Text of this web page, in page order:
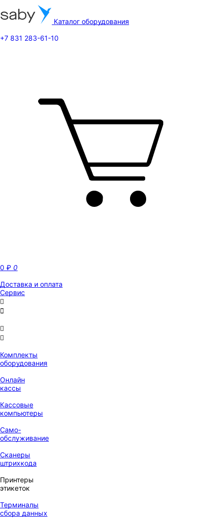
Каталог оборудования
+7 831 283-61-10
0 ₽ 0
Доставка и оплата
Сервис
Комплекты
оборудования
Онлайн
кассы
Кассовые
компьютеры
Само-
обслуживание
Сканеры
штрихкода
Принтеры
этикеток
Терминалы
сбора данных